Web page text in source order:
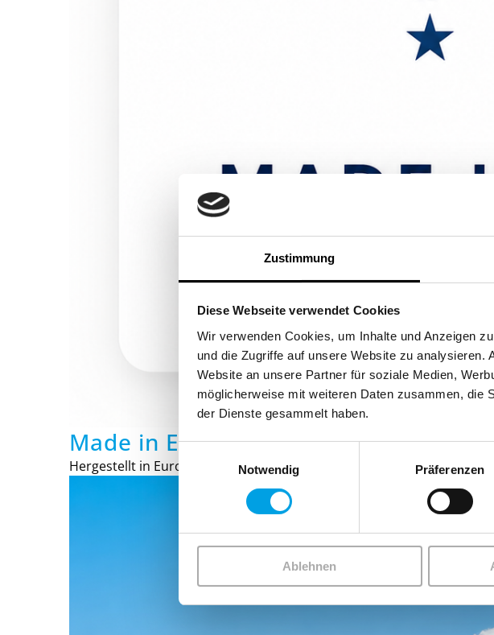
Zustimmung
Diese Webseite verwendet Cookies
Wir verwenden Cookies, um Inhalte und Anzeigen
und die Zugriffe auf unsere Website zu
Website an unsere Partner für soziale Medien,
möglicherweise mit weiteren Daten zusammen, die
der Dienste gesammelt haben.
Notwendig
Präferenzen
Ablehnen
Made in EU
Hergestellt in Europa unter hohen Qualitätsstandards.